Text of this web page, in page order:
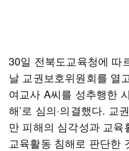
30일 전북도교육청에 따
날 교권보호위원회를 열
여교사 A씨를 성추행한
해’로 심의·의결했다. 교
만 피해의 심각성과 교
교육활동 침해로 판단한